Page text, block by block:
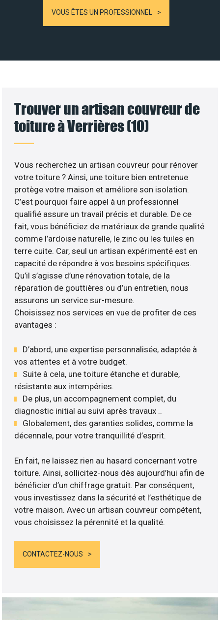
VOUS ÊTES UN PROFESSIONNEL
Trouver un artisan couvreur de
toiture à Verrières (10)
Vous recherchez un artisan couvreur pour rénover
votre toiture ? Ainsi, une toiture bien entretenue
protège votre maison et améliore son isolation.
C’est pourquoi faire appel à un professionnel
qualifié assure un travail précis et durable. De ce
fait, vous bénéficiez de matériaux de grande qualité
comme l’ardoise naturelle, le zinc ou les tuiles en
terre cuite. Car, seul un artisan expérimenté est en
capacité de répondre à vos besoins spécifiques.
Qu’il s’agisse d’une rénovation totale, de la
réparation de gouttières ou d’un entretien, nous
assurons un service sur-mesure.
Choisissez nos services en vue de profiter de ces
avantages :
D’abord, une expertise personnalisée, adaptée à
vos attentes et à votre budget.
Suite à cela, une toiture étanche et durable,
résistante aux intempéries.
De plus, un accompagnement complet, du
diagnostic initial au suivi après travaux ..
Globalement, des garanties solides, comme la
décennale, pour votre tranquillité d’esprit.
En fait, ne laissez rien au hasard concernant votre
toiture. Ainsi, sollicitez-nous dès aujourd’hui afin de
bénéficier d’un chiffrage gratuit. Par conséquent,
vous investissez dans la sécurité et l’esthétique de
votre maison. Avec un artisan couvreur compétent,
vous choisissez la pérennité et la qualité.
CONTACTEZ-NOUS